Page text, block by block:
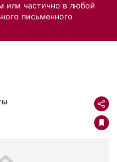
или частично в любой
письменного